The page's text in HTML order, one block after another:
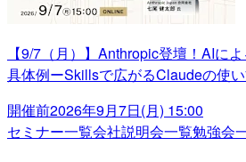
【9/7（月）】Anthropic登壇！AIに
具体例ーSkillsで広がるClaudeの使
開催前2026年9月7日(月) 15:00
セミナー一覧会社説明会一覧勉強会